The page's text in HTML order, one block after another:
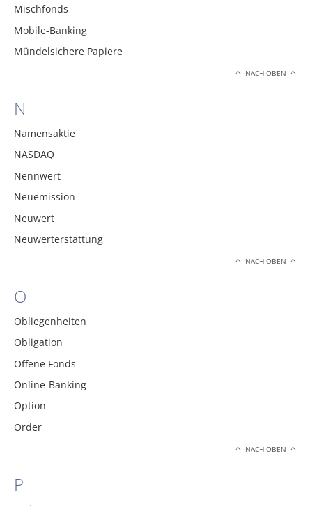
Mischfonds
Mobile-Banking
Mündelsichere Papiere
NACH OBEN
N
Namensaktie
NASDAQ
Nennwert
Neuemission
Neuwert
Neuwerterstattung
NACH OBEN
O
Obliegenheiten
Obligation
Offene Fonds
Online-Banking
Option
Order
NACH OBEN
P